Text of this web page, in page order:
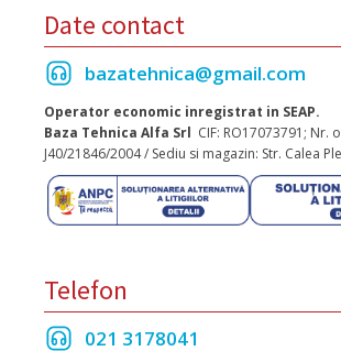
Date contact
bazatehnica@gmail.com
Operator economic inregistrat in SEAP.
Baza Tehnica Alfa Srl CIF: RO17073791; Nr.
J40/21846/2004 / Sediu si magazin: Str. Calea
Telefon
021 3178041